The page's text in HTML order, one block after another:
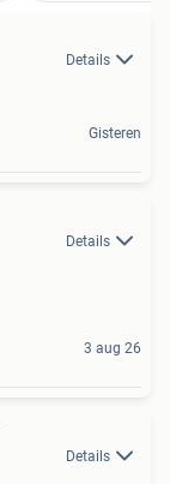
Details
Gisteren
Details
3 aug 26
Details